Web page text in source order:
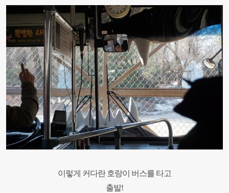
이렇게 커다란호랑이 버스를 타고
출발!